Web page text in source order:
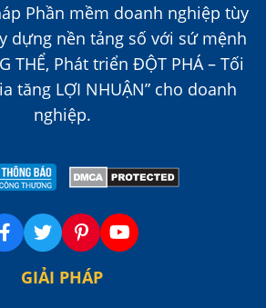
Phần mềm doanh nghiệp tùy
dựng nền tảng số với sứ mệnh
THỂ, Phát triển ĐỘT PHÁ – Tối
tăng LỢI NHUẬN” cho doanh
nghiệp.
GIẢI PHÁP